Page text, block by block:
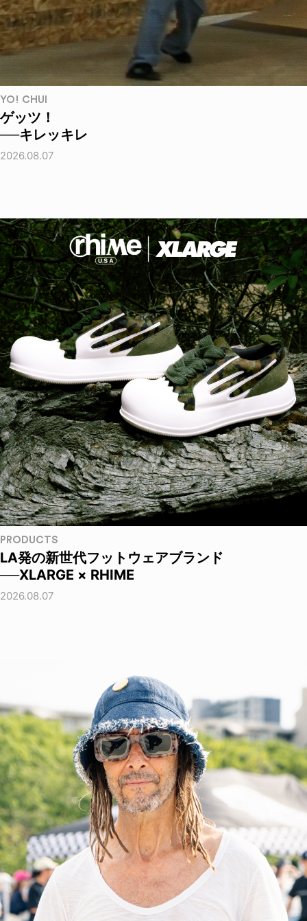
YO! CHUI
ゲッツ！
──キレッキレ
2026.08.07
PRODUCTS
LA発の新世代フットウェアブランド
──XLARGE × RHIME
2026.08.07